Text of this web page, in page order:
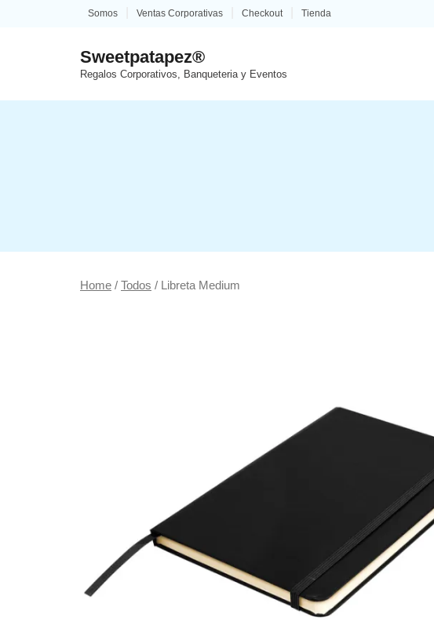
Somos Ventas Corporativas Checkout Tienda
Sweetpatapez®
Regalos Corporativos, Banqueteria y Eventos
Home / Todos / Libreta Medium